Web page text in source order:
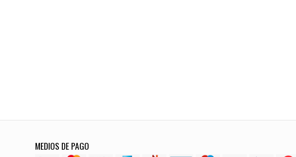
MEDIOS DE PAGO